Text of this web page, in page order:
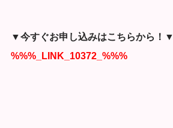
▼今すぐお申し込みはこちらから！▼
%%%_LINK_10372_%%%